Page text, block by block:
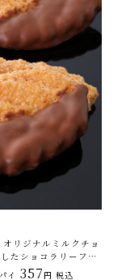
リジナルミルクチョ
たショコラリーフパ
イ 357 円 税込